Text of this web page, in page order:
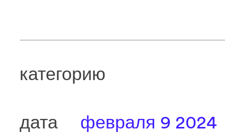
категорию
дата февраля 9 2024